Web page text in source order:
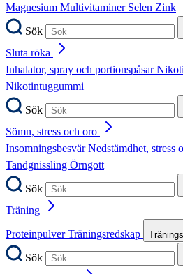
Magnesium Multivitaminer Selen Zink
Sök
Sluta röka
Inhalator, spray och portionspåsar
Nikotintuggummi
Sök
Sömn, stress och oro
InsomningsbesvärNedstämdhet, stress
Tandgnissling Örngott
Sök
Träning
ProteinpulverTräningsredskap
Sök